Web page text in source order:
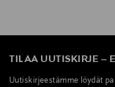
TILAA UUTISKIRJE –
Uutiskirjeestämme löydät